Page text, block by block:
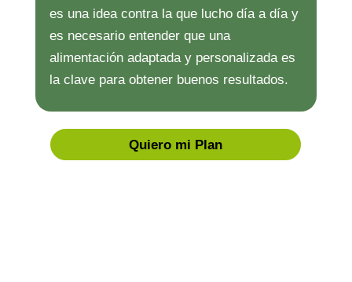
es una idea contra la que lucho día a día y
es necesario entender que una
alimentación adaptada y personalizada es
la clave para obtener buenos resultados.
Quiero mi Plan